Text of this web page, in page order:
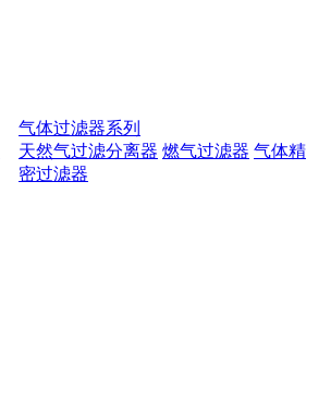
气体过滤器系列
天然气过滤分离器 燃气过滤器 气体精
密过滤器